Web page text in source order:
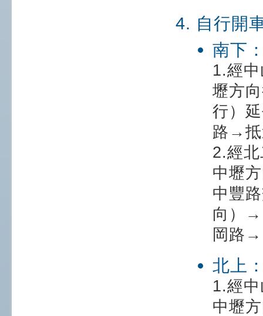
自行開
南下
1.經
壢方
行）
路→抵
2.經
中壢
中豐
向）→
岡路→
北上
1.經
中壢